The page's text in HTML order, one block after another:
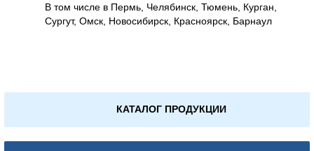
В том числе в Пермь, Челябинск, Тюмень, Курган,
Сургут, Омск, Новосибирск, Красноярск, Барнаул
КАТАЛОГ ПРОДУКЦИИ